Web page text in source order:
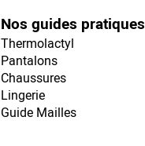
Nos guides pratiques
Thermolactyl
Pantalons
Chaussures
Lingerie
Guide Mailles